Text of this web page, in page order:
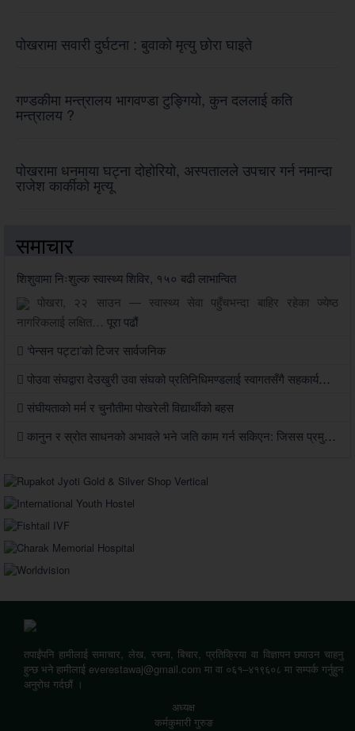
पोखरामा सवारी दुर्घटना : बुवाको मृत्यु छोरा घाइते
गण्डकीमा मन्त्रालय भागवण्डा टुङ्गियो, कुन दललाई कति
मन्त्रालय ?
पोखरामा धनमाया घट्ना दोहोरियो, अस्पतालले उपचार गर्न नमान्दा
राजेश कार्कीको मृत्यू
समाचार
शिशुवामा निःशुल्क स्वास्थ्य शिविर, १५० बढी लाभान्वित
पोखरा, २२ साउन — स्वास्थ्य सेवा पहुँचभन्दा बाहिर रहेका ज्येष्ठ
नागरिकलाई लक्षित… पूरा पढौं
‘पेन्सन पट्टा’को टिजर सार्वजनिक
पोउवा संघद्वारा देउखुरी उवा संघको प्रतिनिधिमण्डलाई स्वागतसँगै सहकार्यको सहमति
संघीयताको मर्म र चुनौतीमा पोखरेली विद्यार्थीको बहस
कानुन र स्रोत साधनको अभावले भने जति काम गर्न सकिएन: जिसस प्रमुख पौडेल
तपाईंपनि हामीलाई समाचार, लेख, रचना, बिचार, प्रतिक्रिया वा विज्ञापन छपाउन चाहनु
हुन्छ भने हामीलाई everestawaj@gmail.com मा वा ०६१–४१९६०८ मा सम्पर्क गर्नुहुन
अनुरोध गर्दछौं ।
अध्यक्ष
कर्मकुमारी गुरुङ